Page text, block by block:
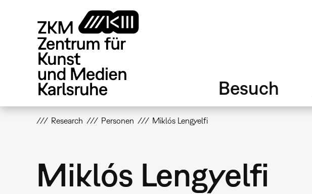
Besuch
Research Personen Miklós Lengyelfi
Miklós Lengyelfi